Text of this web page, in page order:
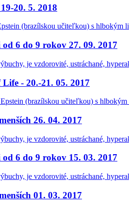
20. 5. 2018
(brazílskou učiteľkou) s hlbokým
6 do 9 rokov 27. 09. 2017
je vzdorovité, ustráchané,
- 20.-21. 05. 2017
Epstein (brazílskou učiteľkou) s
26. 04. 2017
je vzdorovité, ustráchané,
6 do 9 rokov 15. 03. 2017
je vzdorovité, ustráchané,
01. 03. 2017